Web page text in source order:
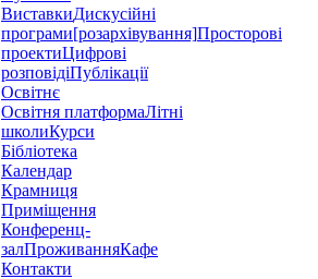
ВиставкиДискусійні
програми[розархівування]Просторові
проектиЦифрові
розповідіПублікації
Освітнє
Освітня платформаЛітні
школиКурси
Бібліотека
Календар
Крамниця
Приміщення
Конференц-
залПроживанняКафе
Контакти